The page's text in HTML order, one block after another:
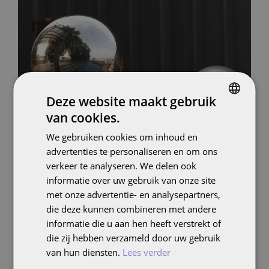
Hoe wij werken
Wij geloven in slimme samenwerking. Bij Follo
combineren we strategisch inzicht, technologische
innovatie en data-gedreven aanpak om
marketingoplossingen te bouwen die écht werken.
Deze website maakt gebruik
van cookies.
We gebruiken cookies om inhoud en
advertenties te personaliseren en om ons
verkeer te analyseren. We delen ook
informatie over uw gebruik van onze site
met onze advertentie- en analysepartners,
die deze kunnen combineren met andere
informatie die u aan hen heeft verstrekt of
die zij hebben verzameld door uw gebruik
van hun diensten. Lees verder